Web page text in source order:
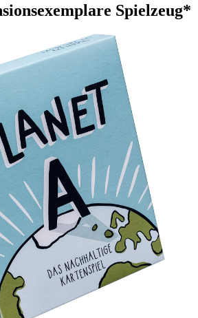
Spielzeug*